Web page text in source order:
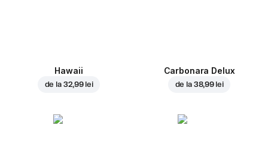
Hawaii
de la 32,99 lei
Carbonara Delux
de la 38,99 lei